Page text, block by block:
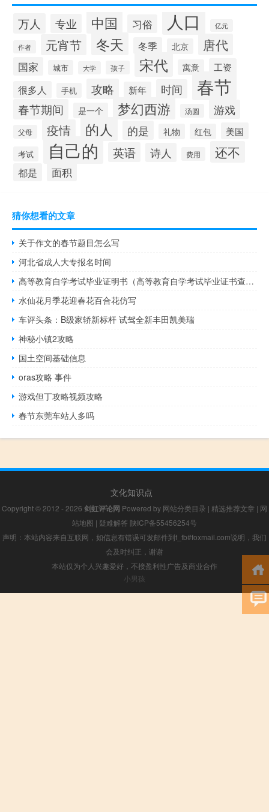
万人 专业 中国 习俗 人口 亿元
作者 元宵节 冬天 冬季 北京 唐代
国家 城市 大学 孩子 宋代 寓意 工资
很多人 手机 攻略 新年 时间 春节
春节期间 是一个 梦幻西游 汤圆 游戏
父母 疫情 的人 的是 礼物 红包 美国
考试 自己的 英语 诗人 费用 还不
都是 面积
猜你想看的文章
关于作文的春节题目怎么写
河北省成人大专报名时间
高等教育自学考试毕业证明书（高等教育自学考试毕业证书查询）
水仙花月季花迎春花百合花仿写
车评头条：B级家轿新标杆 试驾全新丰田凯美瑞
神秘小镇2攻略
国土空间基础信息
oras攻略 事件
游戏但丁攻略视频攻略
春节东莞车站人多吗
文化知识点
Copyright © 2012 - 2026 剑虹评论网 Powered by 网站分类目录 | 精选推荐文章 | 网
站地图 | 疑难解答 陕ICP备55456254号
声明：本站内容来自互联网，如信息有错误可发邮件到f_fb#foxmail.com说明，我们
会及时纠正，谢谢
本站仅为个人兴趣爱好，不接盈利性广告及商业合作
小男孩